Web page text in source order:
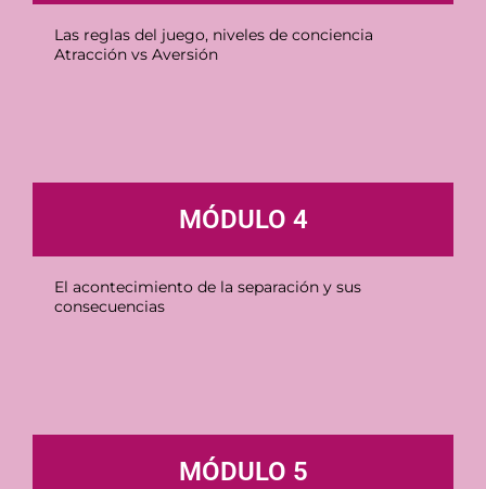
Las reglas del juego, niveles de conciencia
Atracción vs Aversión
MÓDULO 4
El acontecimiento de la separación y sus
consecuencias
MÓDULO 5